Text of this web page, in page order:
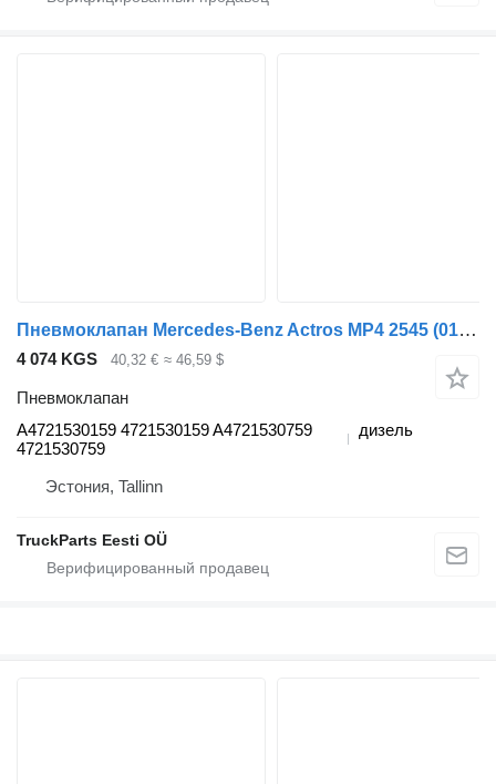
Пневмоклапан Mercedes-Benz Actros MP4 2545 (01.13-) A4721530159 для тягача Mercedes-Benz Actros MP4 Antos Arocs (2012-)
4 074 KGS 40,32 € ≈ 46,59 $
Пневмоклапан
A4721530159 4721530159 A4721530759
4721530759
дизель
Эстония, Tallinn
TruckParts Eesti OÜ